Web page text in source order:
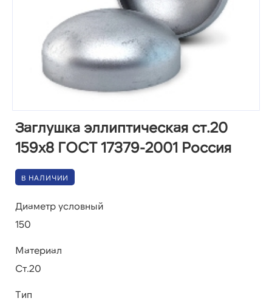
Заглушка эллиптическая ст.20
159х8 ГОСТ 17379-2001 Россия
В НАЛИЧИИ
Диаметр условный
150
Материал
Ст.20
Тип